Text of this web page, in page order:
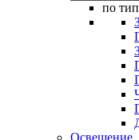
по
Освещение